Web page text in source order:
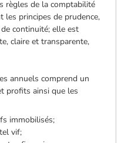
règles de la comptabilité
principes de prudence,
continuité; elle est
claire et transparente,
annuels comprend un
profits ainsi que les
immobilisés;
vif;